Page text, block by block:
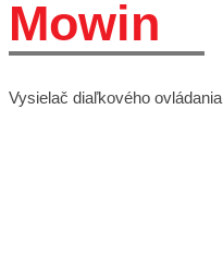
Mowin
Vysielač diaľkového ovládania